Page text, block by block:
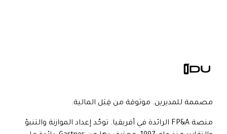
مصممة للمديرين. موثوقة من قِبَل المالية.
منصة FP&A الرائدة في أفريقيا. توحّد إعداد الموازنة والتنبؤ